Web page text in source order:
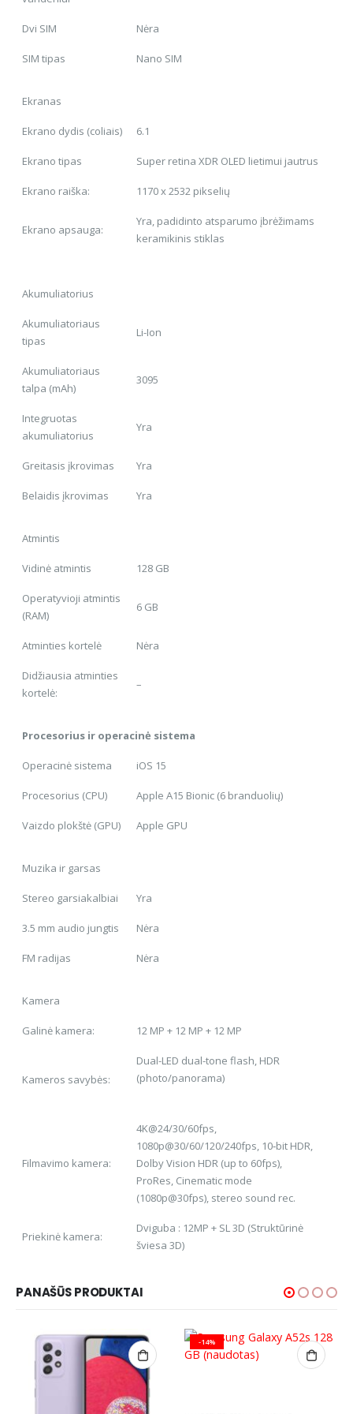
Dvi SIM Nėra
SIM tipas Nano SIM
Ekranas
Ekrano dydis (coliais) 6.1
Ekrano tipas Super retina XDR OLED lietimui jautrus
Ekrano raiška: 1170 x 2532 pikselių
Ekrano apsauga:
Yra, padidinto atsparumo įbrėžimams
keramikinis stiklas
Akumuliatorius
Akumuliatoriaus
tipas
Li-Ion
Akumuliatoriaus
talpa (mAh)
3095
Integruotas
akumuliatorius
Yra
Greitasis įkrovimas Yra
Belaidis įkrovimas Yra
Atmintis
Vidinė atmintis 128 GB
Operatyvioji atmintis
(RAM)
6 GB
Atminties kortelė Nėra
Didžiausia atminties
kortelė:
–
Procesorius ir operacinė sistema
Operacinė sistema iOS 15
Procesorius (CPU) Apple A15 Bionic (6 branduolių)
Vaizdo plokštė (GPU) Apple GPU
Muzika ir garsas
Stereo garsiakalbiai Yra
3.5 mm audio jungtis Nėra
FM radijas Nėra
Kamera
Galinė kamera: 12 MP + 12 MP + 12 MP
Kameros savybės:
Dual-LED dual-tone flash, HDR
(photo/panorama)
Filmavimo kamera:
4K@24/30/60fps,
1080p@30/60/120/240fps, 10‑bit HDR,
Dolby Vision HDR (up to 60fps),
ProRes, Cinematic mode
(1080p@30fps), stereo sound rec.
Priekinė kamera:
Dviguba : 12MP + SL 3D (Struktūrinė
šviesa 3D)
PANAŠŪS PRODUKTAI
-14%